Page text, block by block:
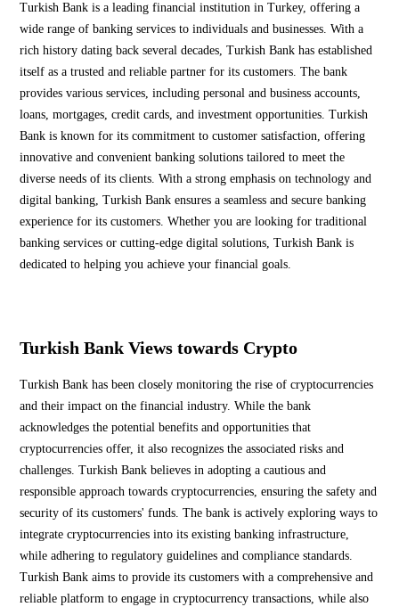
Turkish Bank is a leading financial institution in Turkey, offering a
wide range of banking services to individuals and businesses. With a
rich history dating back several decades, Turkish Bank has established
itself as a trusted and reliable partner for its customers. The bank
provides various services, including personal and business accounts,
loans, mortgages, credit cards, and investment opportunities. Turkish
Bank is known for its commitment to customer satisfaction, offering
innovative and convenient banking solutions tailored to meet the
diverse needs of its clients. With a strong emphasis on technology and
digital banking, Turkish Bank ensures a seamless and secure banking
experience for its customers. Whether you are looking for traditional
banking services or cutting-edge digital solutions, Turkish Bank is
dedicated to helping you achieve your financial goals.
Turkish Bank Views towards Crypto
Turkish Bank has been closely monitoring the rise of cryptocurrencies
and their impact on the financial industry. While the bank
acknowledges the potential benefits and opportunities that
cryptocurrencies offer, it also recognizes the associated risks and
challenges. Turkish Bank believes in adopting a cautious and
responsible approach towards cryptocurrencies, ensuring the safety and
security of its customers' funds. The bank is actively exploring ways to
integrate cryptocurrencies into its existing banking infrastructure,
while adhering to regulatory guidelines and compliance standards.
Turkish Bank aims to provide its customers with a comprehensive and
reliable platform to engage in cryptocurrency transactions, while also